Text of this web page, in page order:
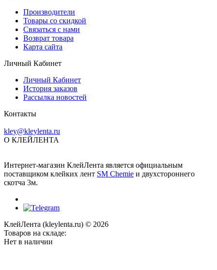
Производители
Товары со скидкой
Связаться с нами
Возврат товара
Карта сайта
Личный Кабинет
Личный Кабинет
История заказов
Рассылка новостей
Контакты
kley@kleylenta.ru
О КЛЕЙЛЕНТА
Интернет-магазин КлейЛента является официальным
поставщиком клейких лент SM Chemie и двухстороннего
скотча 3м.
КлейЛента (kleylenta.ru) © 2026
Товаров на складе:
Нет в наличии